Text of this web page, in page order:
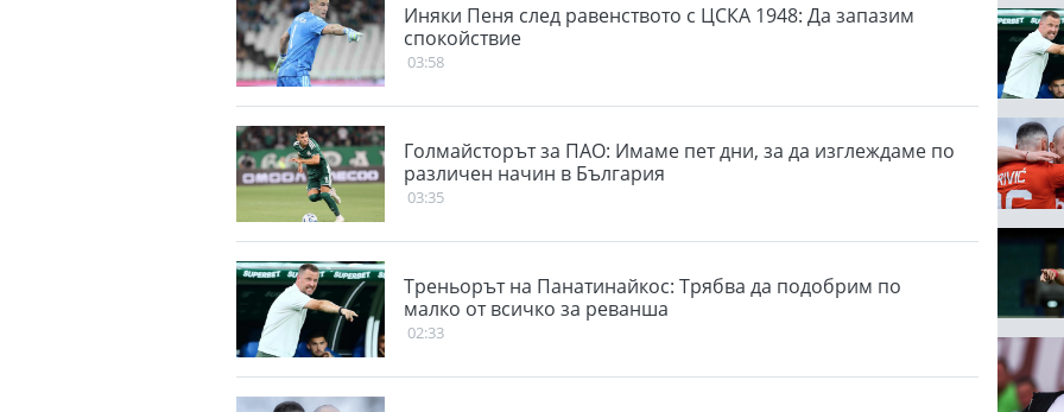
Иняки Пеня след равенството с ЦСКА 1948: Да запазим
спокойствие
03:58
Голмайсторът за ПАО: Имаме пет дни, за да изглеждаме по
различен начин в България
03:35
Треньорът на Панатинайкос: Трябва да подобрим по
малко от всичко за реванша
02:33